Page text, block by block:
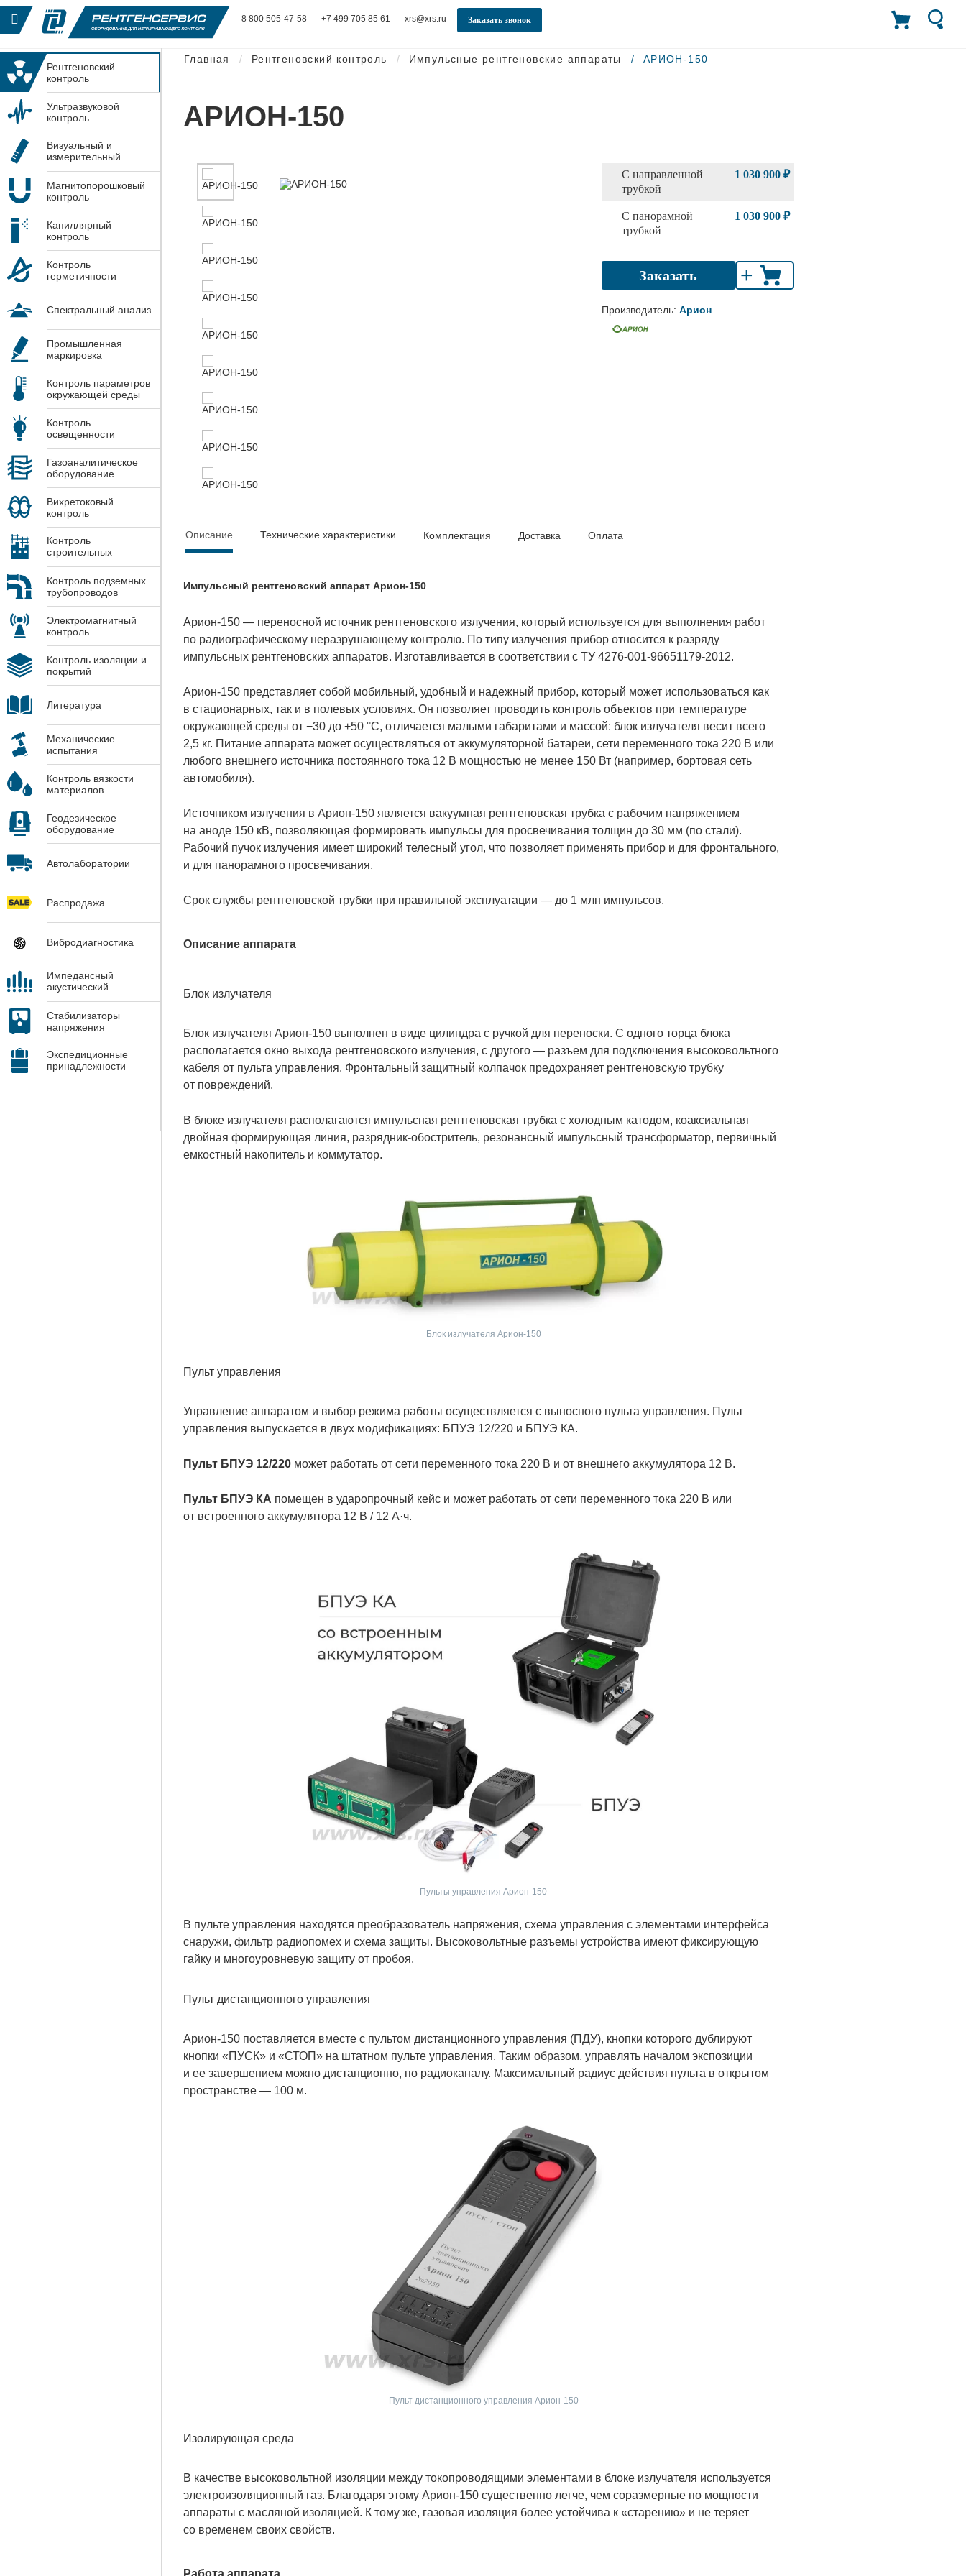
8 800 505-47-58 +7 499 705 85 61 xrs@xrs.ru Заказать звонок
Рентгеновский
контроль
Ультразвуковой
контроль
Визуальный и
измерительный
Магнитопорошковый
контроль
Капиллярный
контроль
Контроль
герметичности
Спектральный анализ
Промышленная
маркировка
Контроль параметров
окружающей среды
Контроль
освещенности
Газоаналитическое
оборудование
Вихретоковый
контроль
Контроль
строительных
Контроль подземных
трубопроводов
Электромагнитный
контроль
Контроль изоляции и
покрытий
Литература
Механические
испытания
Контроль вязкости
материалов
Геодезическое
оборудование
Автолаборатории
Распродажа
Вибродиагностика
Импедансный
акустический
Стабилизаторы
напряжения
Экспедиционные
принадлежности
Главная Рентгеновский контроль Импульсные рентгеновские аппараты АРИОН-150
АРИОН-150
1 030 900 ₽
С направленной
трубкой
1 030 900 ₽
С панорамной
трубкой
Заказать +
Производитель: Арион
Описание Технические характеристики Комплектация Доставка Оплата
Импульсный рентгеновский аппарат Арион-150
Арион-150 — переносной источник рентгеновского излучения, который используется для выполнения работ
по радиографическому неразрушающему контролю. По типу излучения прибор относится к разряду
импульсных рентгеновских аппаратов. Изготавливается в соответствии с ТУ 4276-001-96651179-2012.
Арион-150 представляет собой мобильный, удобный и надежный прибор, который может использоваться как
в стационарных, так и в полевых условиях. Он позволяет проводить контроль объектов при температуре
окружающей среды от −30 до +50 °C, отличается малыми габаритами и массой: блок излучателя весит всего
2,5 кг. Питание аппарата может осуществляться от аккумуляторной батареи, сети переменного тока 220 В или
любого внешнего источника постоянного тока 12 В мощностью не менее 150 Вт (например, бортовая сеть
автомобиля).
Источником излучения в Арион-150 является вакуумная рентгеновская трубка с рабочим напряжением
на аноде 150 кВ, позволяющая формировать импульсы для просвечивания толщин до 30 мм (по стали).
Рабочий пучок излучения имеет широкий телесный угол, что позволяет применять прибор и для фронтального,
и для панорамного просвечивания.
Срок службы рентгеновской трубки при правильной эксплуатации — до 1 млн импульсов.
Описание аппарата
Блок излучателя
Блок излучателя Арион-150 выполнен в виде цилиндра с ручкой для переноски. С одного торца блока
располагается окно выхода рентгеновского излучения, с другого — разъем для подключения высоковольтного
кабеля от пульта управления. Фронтальный защитный колпачок предохраняет рентгеновскую трубку
от повреждений.
В блоке излучателя располагаются импульсная рентгеновская трубка с холодным катодом, коаксиальная
двойная формирующая линия, разрядник-обостритель, резонансный импульсный трансформатор, первичный
емкостный накопитель и коммутатор.
Блок излучателя Арион-150
Пульт управления
Управление аппаратом и выбор режима работы осуществляется с выносного пульта управления. Пульт
управления выпускается в двух модификациях: БПУЭ 12/220 и БПУЭ КА.
Пульт БПУЭ 12/220 может работать от сети переменного тока 220 В и от внешнего аккумулятора 12 В.
Пульт БПУЭ КА помещен в ударопрочный кейс и может работать от сети переменного тока 220 В или
от встроенного аккумулятора 12 В / 12 А·ч.
Пульты управления Арион-150
В пульте управления находятся преобразователь напряжения, схема управления с элементами интерфейса
снаружи, фильтр радиопомех и схема защиты. Высоковольтные разъемы устройства имеют фиксирующую
гайку и многоуровневую защиту от пробоя.
Пульт дистанционного управления
Арион-150 поставляется вместе с пультом дистанционного управления (ПДУ), кнопки которого дублируют
кнопки «ПУСК» и «СТОП» на штатном пульте управления. Таким образом, управлять началом экспозиции
и ее завершением можно дистанционно, по радиоканалу. Максимальный радиус действия пульта в открытом
пространстве — 100 м.
Пульт дистанционного управления Арион-150
Изолирующая среда
В качестве высоковольтной изоляции между токопроводящими элементами в блоке излучателя используется
электроизоляционный газ. Благодаря этому Арион-150 существенно легче, чем соразмерные по мощности
аппараты с масляной изоляцией. К тому же, газовая изоляция более устойчива к «старению» и не теряет
со временем своих свойств.
Работа аппарата